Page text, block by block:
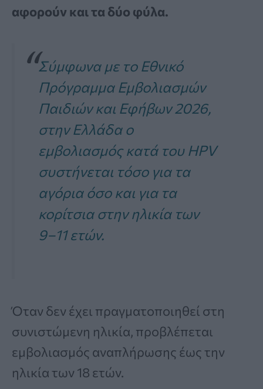
αφορούν και τα δύο φύλα.
Σύμφωνα με το Εθνικό
Πρόγραμμα Εμβολιασμών
Παιδιών και Εφήβων 2026,
στην Ελλάδα ο
εμβολιασμός κατά του HPV
συστήνεται τόσο για τα
αγόρια όσο και για τα
κορίτσια στην ηλικία των
9–11 ετών.
Όταν δεν έχει πραγματοποιηθεί στη
συνιστώμενη ηλικία, προβλέπεται
εμβολιασμός αναπλήρωσης έως την
ηλικία των 18 ετών.